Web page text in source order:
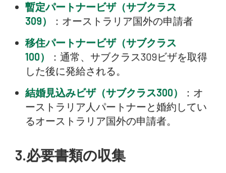
暫定パートナービザ（サブクラス
309）
：オーストラリア国外の申請者
移住パートナービザ（サブクラス
100）
：通常、サブクラス309ビザを取得
した後に発給される。
結婚見込みビザ（サブクラス300）
：オ
ーストラリア人パートナーと婚約してい
るオーストラリア国外の申請者。
3.必要書類の収集